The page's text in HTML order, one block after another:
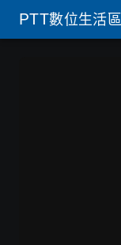
PTT數位生活區